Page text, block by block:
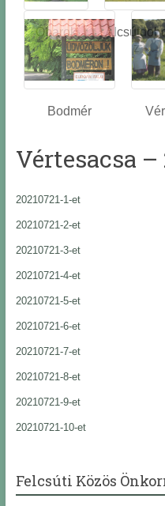
Óbarok
z
Bodmér
Vértesacsa –
20210721-1-et
20210721-2-et
20210721-3-et
20210721-4-et
20210721-5-et
20210721-6-et
20210721-7-et
20210721-8-et
20210721-9-et
20210721-10-et
Felcsúti Közös